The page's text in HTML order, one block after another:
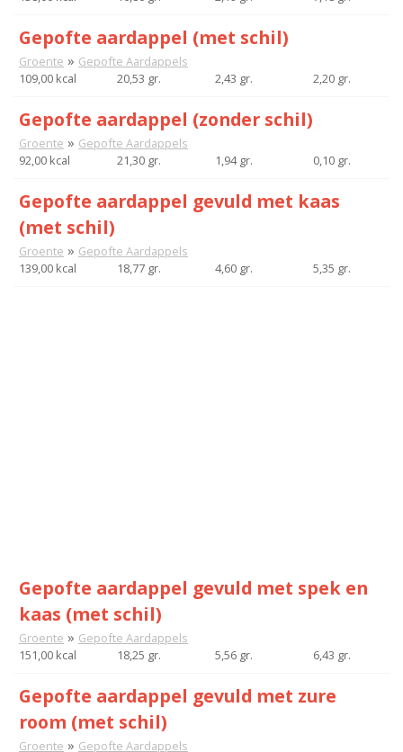
Gepofte aardappel (met schil)
Groente » Gepofte Aardappels
109,00 kcal
20,53 gr. 2,43 gr. 2,20 gr.
Gepofte aardappel (zonder schil)
Groente » Gepofte Aardappels
92,00 kcal
21,30 gr. 1,94 gr. 0,10 gr.
Gepofte aardappel gevuld met kaas
(met schil)
Groente » Gepofte Aardappels
139,00 kcal
18,77 gr. 4,60 gr. 5,35 gr.
Gepofte aardappel gevuld met spek en
kaas (met schil)
Groente » Gepofte Aardappels
151,00 kcal
18,25 gr. 5,56 gr. 6,43 gr.
Gepofte aardappel gevuld met zure
room (met schil)
Groente » Gepofte Aardappels